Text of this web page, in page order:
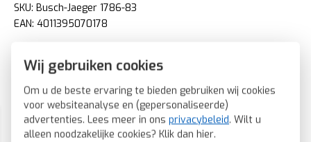
Wij gebruiken cookies
Om u de beste ervaring te bieden gebruiken wij cookies
voor websiteanalyse en (gepersonaliseerde)
advertenties. Lees meer in ons privacybeleid. Wilt u
alleen noodzakelijke cookies? Klik dan hier.
SKU: Busch-Jaeger 1786-83
EAN: 4011395070178
Gerelateerde producten